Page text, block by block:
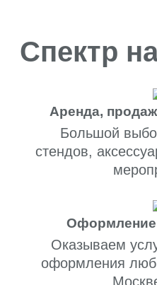
Спектр
Аренда,
Большой
стендов,
Оформление
Оказываем
оформления